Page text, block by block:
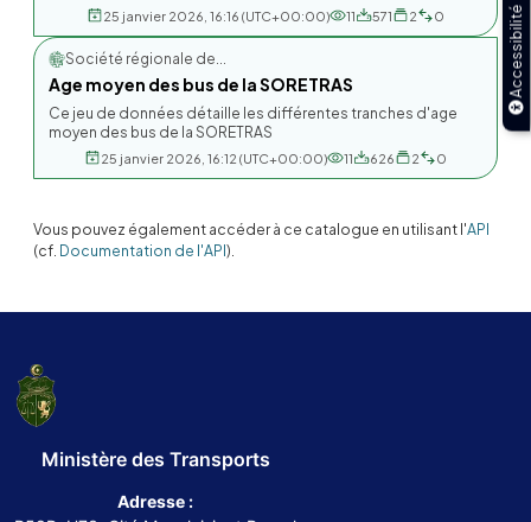
Accessibilité
25 janvier 2026, 16:16 (UTC+00:00) 11 571 2 0
Société régionale de...
Age moyen des bus de la SORETRAS
Ce jeu de données détaille les différentes tranches d'age
moyen des bus de la SORETRAS
25 janvier 2026, 16:12 (UTC+00:00) 11 626 2 0
Vous pouvez également accéder à ce catalogue en utilisant l'API
(cf. Documentation de l'API).
Ministère des Transports
Adresse :